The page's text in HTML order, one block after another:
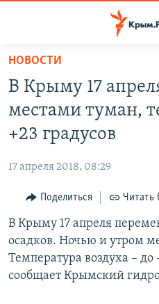
Вернуться
основному
содержанию
Вернутся
главной
навигации
Вернутся
поиску
СПЕЦПРОЕКТЫ
11 ЛЕТ ОККУПАЦИИ КРЫМА. 11
ВОДА
ЕЩЕ
ИНТЕРАКТИВ
ИНФОГРАФИКА
ТЕЛЕПРОЕКТ КРЫМ.РЕАЛИИ
СОВЕТЫ ПРАВОЗАЩИТНИКОВ
РАДІО СВОБОДА
КАК ОБОЙТИ
Українською
НОВОСТИ
В Крыму 17
местами туман,
+23 градусов
17 апреля 2018, 08:29
Поделиться Читать
В Крыму 17 апреля
осадков. Ночью и утром
Температура воздуха – до
сообщает Крымский